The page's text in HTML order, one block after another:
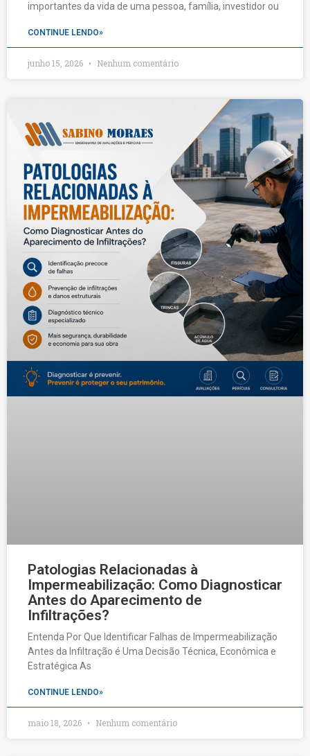
importantes da vida de uma pessoa, família, investidor ou
CONTINUE LENDO»
junho 15, 2026 Nenhum comentário
Patologias Relacionadas à
Impermeabilização: Como Diagnosticar
Antes do Aparecimento de
Infiltrações?
Entenda Por Que Identificar Falhas de Impermeabilização
Antes da Infiltração é Uma Decisão Técnica, Econômica e
Estratégica As
CONTINUE LENDO»
maio 18, 2026 Nenhum comentário